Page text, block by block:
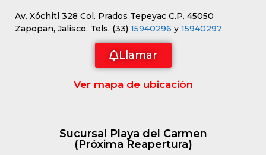
Av. Xóchitl 328 Col. Prados Tepeyac C.P. 45050
Zapopan, Jalisco. Tels. (33) 15940296 y 15940297
Llamar
Ver mapa de ubicación
Sucursal Playa del Carmen
(Próxima Reapertura)